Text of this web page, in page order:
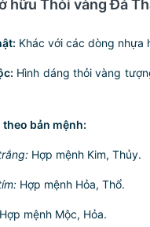
hữu Thỏi vàng Đá
Khác với các dòng nhựa
Hình dáng thỏi vàng
theo bản mệnh:
Hợp mệnh Kim, Thủy.
Hợp mệnh Hỏa, Thổ.
Hợp mệnh Mộc, Hỏa.